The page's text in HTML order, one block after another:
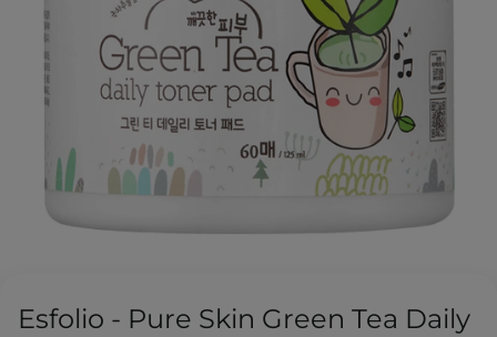
Esfolio - Pure Skin Green Tea Daily